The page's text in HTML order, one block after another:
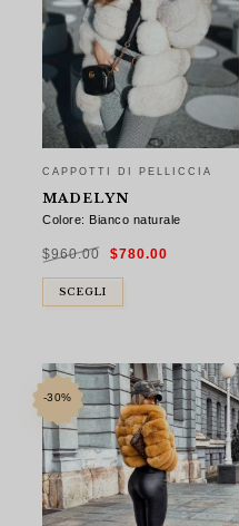
CAPPOTTI DI PELLICCIA
MADELYN
Colore: Bianco naturale
$960.00
Il
prezzo
era:
$780.00
SCEGLI
-30%